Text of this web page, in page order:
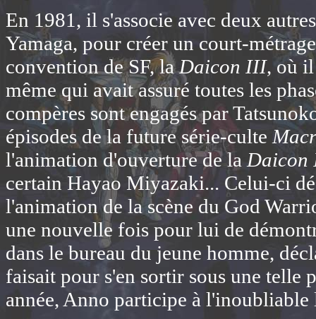
En 1981, il s'associe avec deux
Yamaga, pour créer un court-
convention de SF, laDaicon III, où
même qui avait assuré toutes les
compères sont engagés par
épisodes de la future série-culte
l'animation d'ouverture de la Daicon
certain Hayao Miyazaki... Celui-ci
l'animation de la scène du God
une nouvelle fois pour lui de
dans le bureau du jeune homme,
faisait pour s'en sortir sous une telle
année, Anno participe à